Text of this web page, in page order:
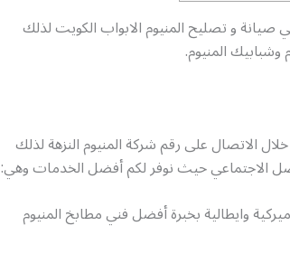
و تصليح المنيوم الابواب الكويت لذلك
المنيوم.
الاتصال على رقم شركة المنيوم النزهة لذلك
الاجتماعي حيث نوفر لكم أفضل الخدمات وهي:
وايطالية بخبرة أفضل فني مطابخ المنيوم